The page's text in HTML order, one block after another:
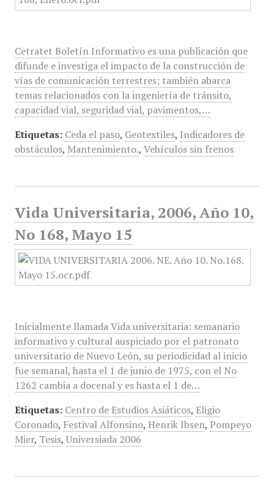
Cetratet Boletín Informativo es una publicación que
difunde e investiga el impacto de la construcción de
vías de comunicación terrestres; también abarca
temas relacionados con la ingeniería de tránsito,
capacidad vial, seguridad vial, pavimentos,…
Etiquetas: Ceda el paso, Geotextiles, Indicadores de
obstáculos, Mantenimiento., Vehículos sin frenos
Vida Universitaria, 2006, Año 10,
No 168, Mayo 15
Inicialmente llamada Vida universitaria: semanario
informativo y cultural auspiciado por el patronato
universitario de Nuevo León, su periodicidad al inicio
fue semanal, hasta el 1 de junio de 1975, con el No
1262 cambia a docenal y es hasta el 1 de…
Etiquetas: Centro de Estudios Asiáticos, Eligio
Coronado, Festival Alfonsino, Henrik Ibsen, Pompeyo
Mier, Tesis, Universiada 2006